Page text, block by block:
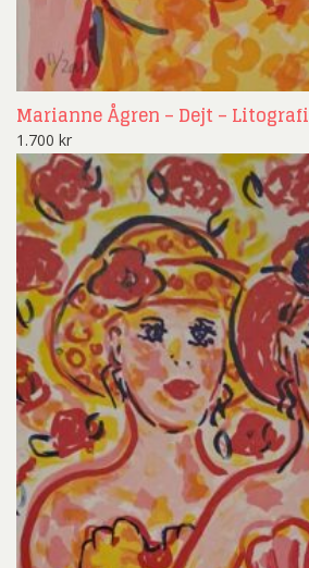
Marianne Ågren – Dejt – Litografi
1.700 kr